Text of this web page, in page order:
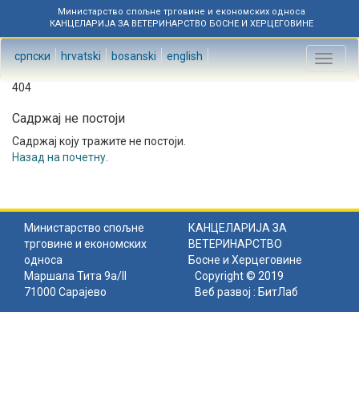
Министарство спољне трговине и економских односа
КАНЦЕЛАРИЈА ЗА ВЕТЕРИНАРСТВО БОСНЕ И ХЕРЦЕГОВИНЕ
српски hrvatski bosanski english
Toggle
404
Садржај не постоји
Садржај коју тражите не постоји.
Назад на почетну
Министарство спољне
трговине и економских
односа
КАНЦЕЛАРИЈА ЗА
ВЕТЕРИНАРСТВО
Босне и Херцеговине
Маршала Тита 9а/II
71000 Сарајево
Copyright © 2019
Веб развој : БитЛаб